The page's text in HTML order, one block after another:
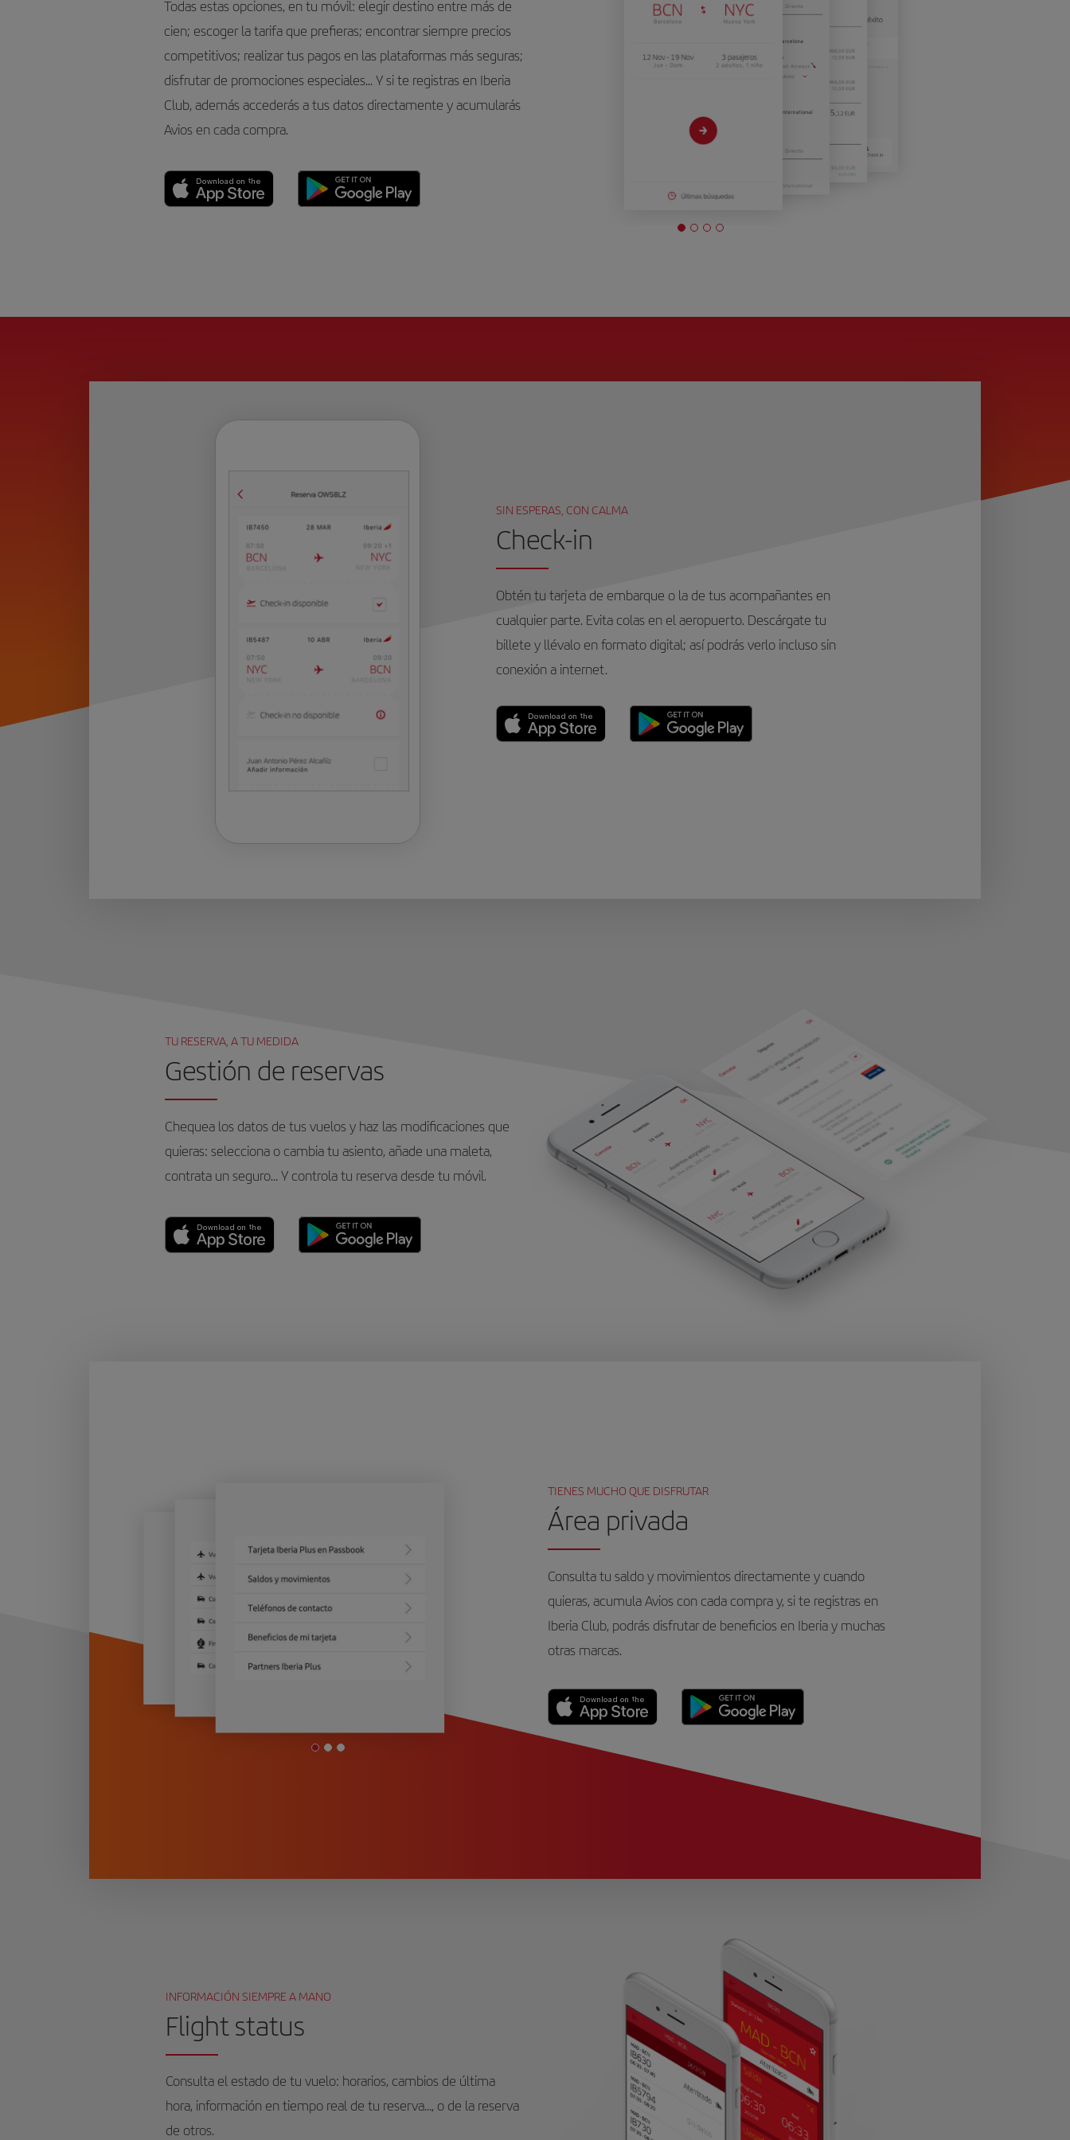
Todas estas opciones, en tu móvil: elegir destino entre más de
cien; escoger la tarifa que prefieras; encontrar siempre precios
competitivos; realizar tus pagos en las plataformas más seguras;
disfrutar de promociones especiales... Y si te registras en Iberia
Club, además accederás a tus datos directamente y acumularás
Avios en cada compra.
SIN ESPERAS, CON CALMA
Check-in
Obtén tu tarjeta de embarque o la de tus acompañantes en
cualquier parte. Evita colas en el aeropuerto. Descárgate tu
billete y llévalo en formato digital; así podrás verlo incluso sin
conexión a internet.
TU RESERVA, A TU MEDIDA
Gestión de reservas
Chequea los datos de tus vuelos y haz las modificaciones que
quieras: selecciona o cambia tu asiento, añade una maleta,
contrata un seguro… Y controla tu reserva desde tu móvil.
TIENES MUCHO QUE DISFRUTAR
Área privada
Consulta tu saldo y movimientos directamente y cuando
quieras, acumula Avios con cada compra y, si te registras en
Iberia Club, podrás disfrutar de beneficios en Iberia y muchas
otras marcas.
INFORMACIÓN SIEMPRE A MANO
Flight status
Consulta el estado de tu vuelo: horarios, cambios de última
hora, información en tiempo real de tu reserva…, o de la reserva
de otros.